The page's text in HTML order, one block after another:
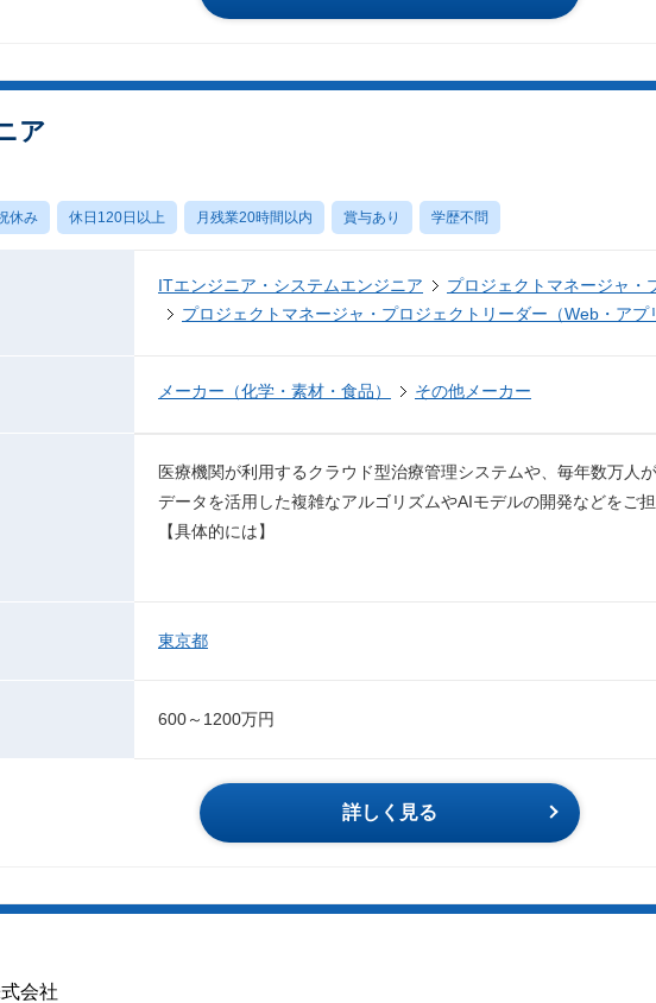
ア
休み 休日120日以上 月残業20時間以内 賞与あり 学歴不問
ITエンジニア・システムエンジニア
プロジェクトマネージャ・
プロジェクトマネージャ・プロジェクトリーダー（Web・アプ
メーカー（化学・素材・食品） その他メーカー
医療機関が利用するクラウド型治療管理システムや、毎年数万人
データを活用した複雑なアルゴリズムやAIモデルの開発などをご担
【具体的には】
東京都
600～1200万円
詳しく見る
会社